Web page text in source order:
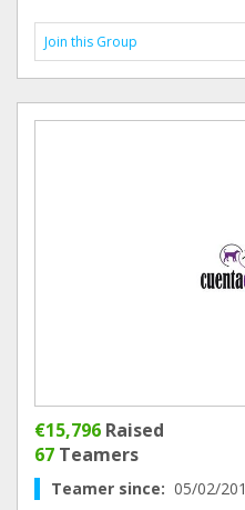
Join this Group
€15,796 Raised
67 Teamers
Teamer since: 05/02/